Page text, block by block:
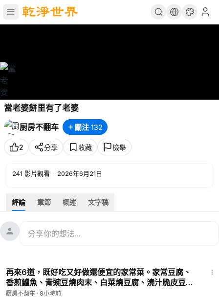
當老婆餅里有了老婆
厨房不翻车
關注·132
2 分享 收藏 檢舉
241 影片觀看 · 2026年6月21日
評論 章節 概述 文字稿
再來6道，既好吃又好做還便宜的家常菜。家常豆腐、
香煎鱸魚、青豌豆燒肉末、白菜燒豆腐、澆汁脆皮豆
腐、牛肉炒娃娃菜
厨房不翻车 · 8小時前